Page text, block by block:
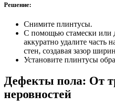
Решение:
Снимите плинтусы.
С помощью стамески или
аккуратно удалите часть
стен, создавая зазор
Установите плинтусы
Дефекты пола: От
неровностей